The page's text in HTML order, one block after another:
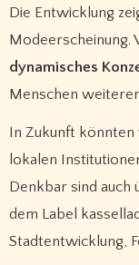
Die Entwicklung
Modeerscheinung.
dynamisches
Menschen
In Zukunft
lokalen
Denkbar sind
dem Label
Stadtentwicklung,